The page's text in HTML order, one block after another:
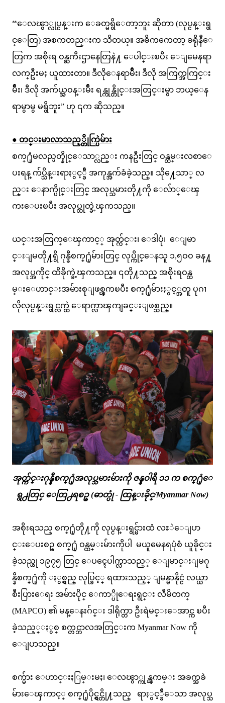
“ေလၽွာ္လုပ္ငန္းက ေခတ္မရွိေတာ့ဘူး ဆိုတာ (လုပ္ငန္းရွ
င္ေတြ) အစကတည္းက သိတယ္။ အဓိကကေတာ့ ခရိုနီေ
တြက အစိုးရ ဝန္ႀကီးဌာနေတြနဲ႔ ေပါင္းၿပီး ေျမေနရာ
လက္ဦးမႈ ယူထားတာ။ ဒီလိုေနရာမ်ိဳး၊ ဒီလို အကြက္အကြင္း
မ်ိဳး၊ ဒီလို အက်ယ္အဝန္းမ်ိဳး ရန္ကုန္တိုင္းအတြင္းမွာ ဘယ္ေန
ရာမွာမွ မရွိဘူး” ဟု ၎က ဆိုသည္။
● တင္းမာလာသည့္တိုက္ပြဲမ်ား
စက္႐ုံမလည္ပတ္နိုင္ေသာ္လည္း ကနဦးတြင္ ဝန္ထမ္းလစာေ
ပးရန္ က်ပ္သိန္းရာႏွင့္ခ်ီ အကုန္အက်ခံခဲ့သည္။ သို႔ေသာ္ လ
ည္း ေနာက္ပိုင္းတြင္ အလုပ္သမားတို႔ကို ေလ်ာ္ေၾ
ကးေပးၿပီး အလုပ္ထုတ္ခဲ့ၾကသည္။
ယင္းအတြက္ေၾကာင့္ အုတ္က်င္း၊ ေဒါပုံ၊ ေျမာ
င္းျမတို႔ရွိ ဂုန္နီစက္႐ုံမ်ားတြင္ လုပ္ကိုင္ေနသူ ၁,၅ဝဝ ခန႔္
အလုပ္အကိုင္ ထိခိုက္ခဲ့ၾကသည္။ ၎တို႔သည္ အစိုးရဝန္ထ
မ္းေဟာင္းအမ်ားစုျဖစ္ၾကၿပီး စက္႐ုံမ်ားႏွင့္အတူ ပုဂၢ
လိုလုပ္ငန္းရွင္လက္ထဲ ေရာက္လာၾကျခင္းျဖစ္သည္။
အုတ္က်င္းဂုန္နီစက္႐ုံအလုပ္သမားမ်ားကို ဇန္နဝါရီ ၁၁ က စက္႐ုံေ
ရွ႕တြင္ ေတြ႕ရစဥ္ (ဓာတ္ပုံ - ထြန္းခိုင္/Myanmar Now)
အစိုးရသည္ စက္႐ုံတို႔ကို လုပ္ငန္းရွင္မ်ားထံ လႊဲေျပာ
င္းေပးစဥ္ စက္႐ုံ ဝန္ထမ္းမ်ားကိုပါ မယူမေနရပုံစံ ယူခိုင္း
ခဲ့သည္ဟု ၁၉၇၅ တြင္ ေပၚေပါက္လာသည့္ ေျမာင္းျမဂု
န္နီစက္႐ုံကို ႏွစ္ရွည္ လုပ္ခြင့္ ရထားသည့္ ျမန္မာနိုင္ငံ လယ္ယာ
စီးပြားေရး အမ်ားပိုင္ ေကာ္ပိုေရးရွင္း လီမိတက္
(MAPCO) ၏ မန္ေနးဂ်င္း ဒါရိုက္တာ ဦးရဲမင္းေအာင္က ၿပီး
ခဲ့သည့္ႏွစ္ စက္တင္ဘာလအတြင္းက Myanmar Now ကို
ေျပာသည္။
စက္မ်ား ေဟာင္းႏြမ္းမႈ၊ ေလၽွာ္ကုန္ၾကမ္း အခက္အခဲ
မ်ားေၾကာင့္ စက္႐ုံပိုင္ရွင္တို႔သည္ ရာႏွင့္ခ်ီေသာ အလုပ္သ